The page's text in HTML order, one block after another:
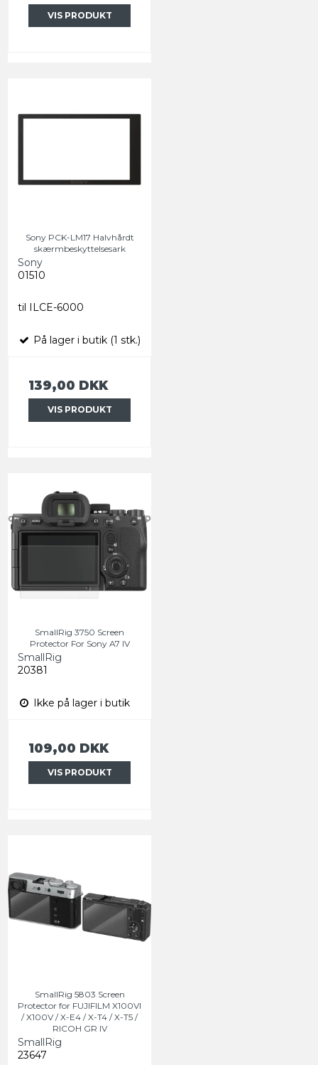
VIS PRODUKT
Sony PCK-LM17 Halvhårdt
skærmbeskyttelsesark
Sony
01510
til ILCE-6000
På lager i butik (1 stk.)
139,00 DKK
VIS PRODUKT
SmallRig 3750 Screen
Protector For Sony A7 IV
SmallRig
20381
Ikke på lager i butik
109,00 DKK
VIS PRODUKT
SmallRig 5803 Screen
Protector for FUJIFILM X100VI
/ X100V / X-E4 / X-T4 / X-T5 /
RICOH GR IV
SmallRig
23647